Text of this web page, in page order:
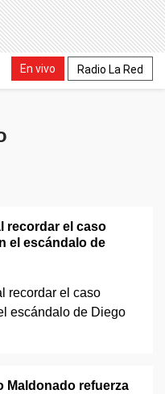
En vivo Radio La Red
recordar el caso
el escándalo de
Maldonado refuerza